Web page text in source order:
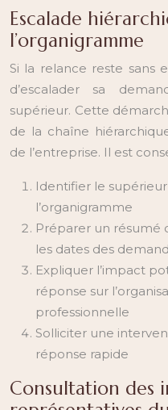
Escalade
l’organigramme
Si la relance reste sans
d’escalader sa
supérieur. Cette
de la chaîne
de l’entreprise. Il est
Identifier le
l’organigramme
Préparer un résumé
les dates des
Expliquer l’impact
réponse sur
professionnelle
Solliciter une
réponse rapide
Consultation des